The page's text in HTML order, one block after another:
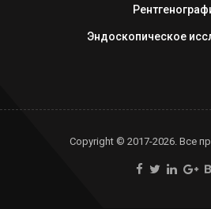
Эндоскопическое
Copyright © 2017-2026. Все